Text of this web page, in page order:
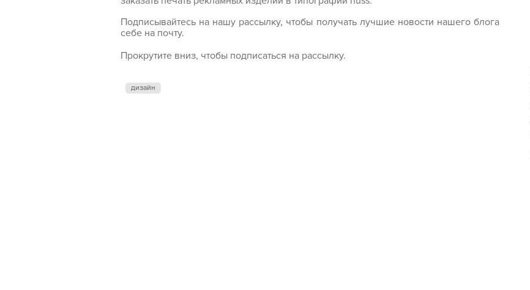
Подписывайтесь на нашу рассылку, чтобы получать лучшие новости нашего блога
себе на почту.
Прокрутите вниз, чтобы подписаться на рассылку.
дизайн